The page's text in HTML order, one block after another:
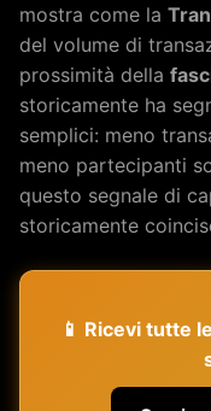
mostra come la
del volume di
prossimità della
storicamente ha
semplici: meno
meno partecipanti
questo segnale di
storicamente
📱 Ricevi tutte